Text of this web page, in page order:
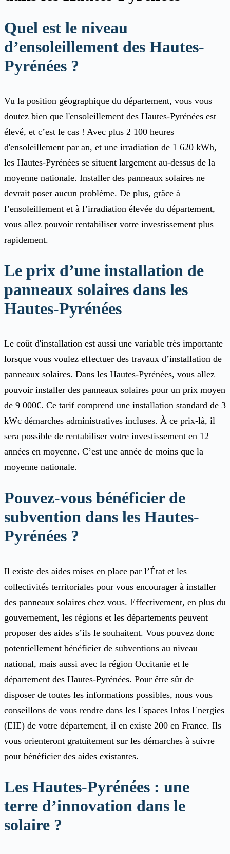
Quel est le niveau
d’ensoleillement des Hautes-
Pyrénées ?
Vu la position géographique du département, vous vous
doutez bien que l'ensoleillement des Hautes-Pyrénées est
élevé, et c’est le cas ! Avec plus 2 100 heures
d'ensoleillement par an, et une irradiation de 1 620 kWh,
les Hautes-Pyrénées se situent largement au-dessus de la
moyenne nationale. Installer des panneaux solaires ne
devrait poser aucun problème. De plus, grâce à
l’ensoleillement et à l’irradiation élevée du département,
vous allez pouvoir rentabiliser votre investissement plus
rapidement.
Le prix d’une installation de
panneaux solaires dans les
Hautes-Pyrénées
Le coût d'installation est aussi une variable très importante
lorsque vous voulez effectuer des travaux d’installation de
panneaux solaires. Dans les Hautes-Pyrénées, vous allez
pouvoir installer des panneaux solaires pour un prix moyen
de 9 000€. Ce tarif comprend une installation standard de 3
kWc démarches administratives incluses. À ce prix-là, il
sera possible de rentabiliser votre investissement en 12
années en moyenne. C’est une année de moins que la
moyenne nationale.
Pouvez-vous bénéficier de
subvention dans les Hautes-
Pyrénées ?
Il existe des aides mises en place par l’État et les
collectivités territoriales pour vous encourager à installer
des panneaux solaires chez vous. Effectivement, en plus du
gouvernement, les régions et les départements peuvent
proposer des aides s’ils le souhaitent. Vous pouvez donc
potentiellement bénéficier de subventions au niveau
national, mais aussi avec la région Occitanie et le
département des Hautes-Pyrénées. Pour être sûr de
disposer de toutes les informations possibles, nous vous
conseillons de vous rendre dans les Espaces Infos Energies
(EIE) de votre département, il en existe 200 en France. Ils
vous orienteront gratuitement sur les démarches à suivre
pour bénéficier des aides existantes.
Les Hautes-Pyrénées : une
terre d’innovation dans le
solaire ?